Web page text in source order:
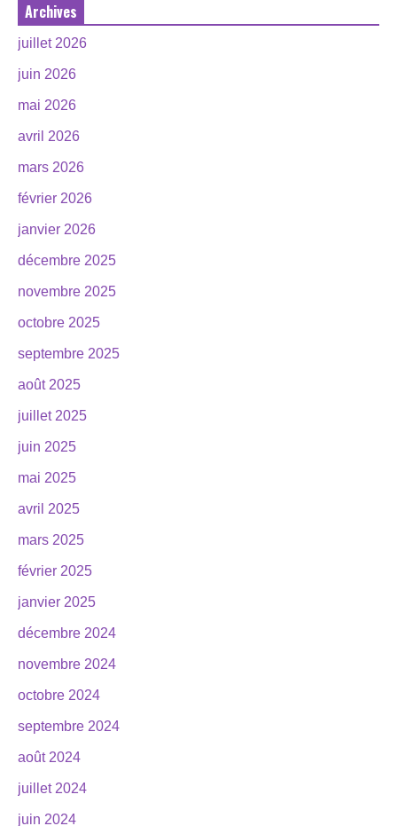
Archives
juillet 2026
juin 2026
mai 2026
avril 2026
mars 2026
février 2026
janvier 2026
décembre 2025
novembre 2025
octobre 2025
septembre 2025
août 2025
juillet 2025
juin 2025
mai 2025
avril 2025
mars 2025
février 2025
janvier 2025
décembre 2024
novembre 2024
octobre 2024
septembre 2024
août 2024
juillet 2024
juin 2024